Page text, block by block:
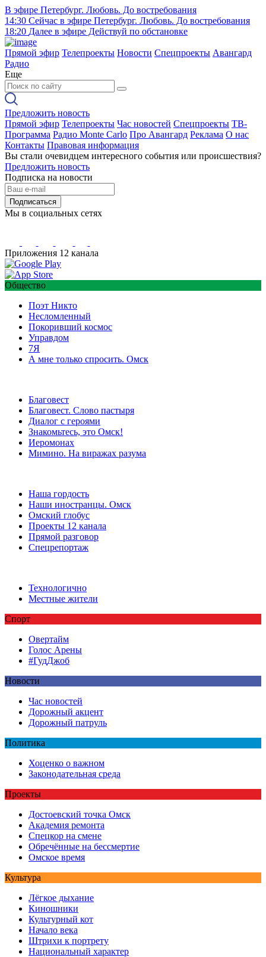
В эфире Петербург. Любовь. До востребования
14:30 Сейчас в эфире Петербург. Любовь. До востребования
18:20 Далее в эфире Действуй по обстановке
Прямой эфир Телепроекты Новости Спецпроекты Авангард
Радио
Еще
Предложить новость
Прямой эфир Телепроекты Час новостей Спецпроекты ТВ-
Программа Радио Monte Carlo Про Авангард Реклама О нас
Контакты Правовая информация
Вы стали очевидцем интересного события или происшествия?
Предложить новость
Подписка на новости
Подписаться
Мы в социальных сетях
Приложения 12 канала
Общество
Поэт Никто
Несломленный
Покоривший космос
Управдом
7Я
А мне только спросить. Омск
Благовест
Благовест. Слово пастыря
Диалог с героями
Знакомьтесь, это Омск!
Иеромонах
Мимино. На виражах разума
Наша гордость
Наши иностранцы. Омск
Омский глобус
Проекты 12 канала
Прямой разговор
Спецрепортаж
Технологично
Местные жители
Спорт
Овертайм
Голос Арены
#ГудДжоб
Новости
Час новостей
Дорожный акцент
Дорожный патруль
Политика
Хоценко о важном
Законодательная среда
Проекты
Достоевский точка Омск
Академия ремонта
Спецкор на смене
Обречённые на бессмертие
Омское время
Культура
Лёгкое дыхание
Киношники
Культурный кот
Начало века
Штрихи к портрету
Национальный характер